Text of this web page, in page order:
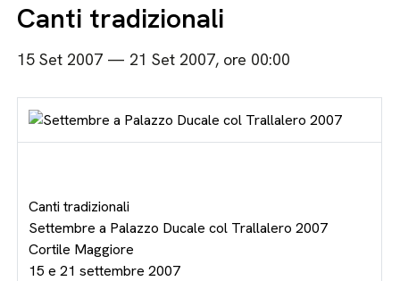
Canti tradizionali
15 Set 2007 — 21 Set 2007, ore 00:00
Canti tradizionali
Settembre a Palazzo Ducale col Trallalero 2007
Cortile Maggiore
15 e 21 settembre 2007